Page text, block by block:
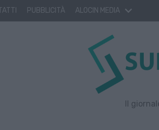
PUBBLICITÀ ALOCIN MEDIA
Il